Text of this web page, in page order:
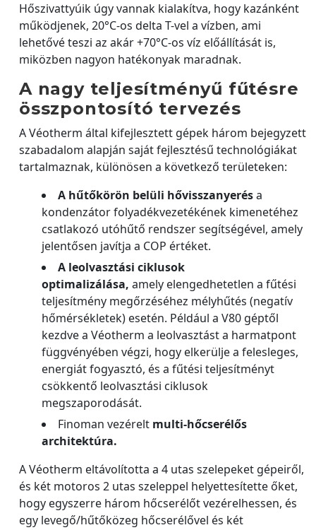
Hőszivattyúik úgy vannak kialakítva, hogy kazánként
működjenek, 20°C-os delta T-vel a vízben, ami
lehetővé teszi az akár +70°C-os víz előállítását is,
miközben nagyon hatékonyak maradnak.
A nagy teljesítményű fűtésre
összpontosító tervezés
A Véotherm által kifejlesztett gépek három bejegyzett
szabadalom alapján saját fejlesztésű technológiákat
tartalmaznak, különösen a következő területeken:
A hűtőkörön belüli hővisszanyerésa
kondenzátor folyadékvezetékének kimenetéhez
csatlakozó utóhűtő rendszer segítségével, amely
jelentősen javítja a COP értéket.
A leolvasztási ciklusok
optimalizálása, amely elengedhetetlen a fűtési
teljesítmény megőrzéséhez mélyhűtés (negatív
hőmérsékletek) esetén. Például a V80 géptől
kezdve a Véotherm a leolvasztást a harmatpont
függvényében végzi, hogy elkerülje a felesleges,
energiát fogyasztó, és a fűtési teljesítményt
csökkentő leolvasztási ciklusok
megszaporodását.
Finoman vezérelt multi-hőcserélős
architektúra.
A Véotherm eltávolította a 4 utas szelepeket gépeiről,
és két motoros 2 utas szeleppel helyettesítette őket,
hogy egyszerre három hőcserélőt vezérelhessen, és
egy levegő/hűtőközeg hőcserélővel és két